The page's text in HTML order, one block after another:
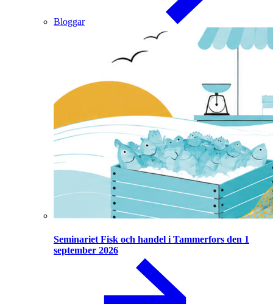
Bloggar
Seminariet Fisk och handel i Tammerfors den 1
september 2026